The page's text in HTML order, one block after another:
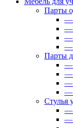
Парты
—
—
—
—
Парты
—
—
—
—
Стулья
—
—